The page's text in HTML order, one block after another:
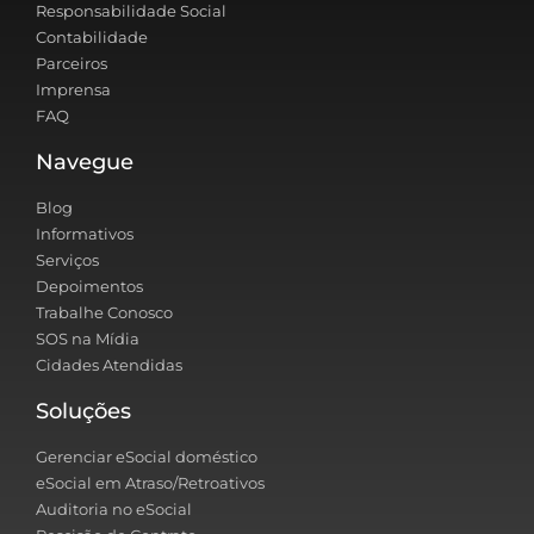
Responsabilidade Social
Contabilidade
Parceiros
Imprensa
FAQ
Navegue
Blog
Informativos
Serviços
Depoimentos
Trabalhe Conosco
SOS na Mídia
Cidades Atendidas
Soluções
Gerenciar eSocial doméstico
eSocial em Atraso/Retroativos
Auditoria no eSocial